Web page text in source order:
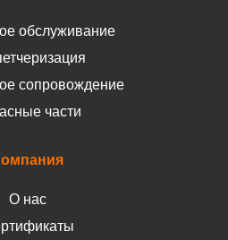
обслуживание
сопровождение
части
О нас